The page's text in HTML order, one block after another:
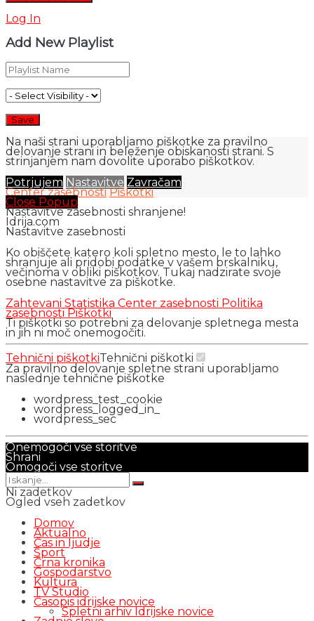
Log In
Add New Playlist
Na naši strani uporabljamo piškotke za pravilno
delovanje strani in beleženje obiskanosti strani. S
strinjanjem nam dovolite uporabo piškotkov.
Potrjujem Nastavitve Zavračam
Center zasebnosti Piškotki
Close Popup
Nastavitve zasebnosti shranjene!
Idrija.com
Nastavitve zasebnosti
Ko obiščete katero koli spletno mesto, le to lahko
shranjuje ali pridobi podatke v vašem brskalniku,
večinoma v obliki piškotkov. Tukaj nadzirate svoje
osebne nastavitve za piškotke.
Zahtevani Statistika Center zasebnosti Politika
zasebnostiPiškotki
Ti piškotki so potrebni za delovanje spletnega mesta
in jih ni moč onemogočiti.
Tehnični piškotkiTehnični piškotki
Za pravilno delovanje spletne strani uporabljamo
naslednje tehnične piškotke
wordpress_test_cookie
wordpress_logged_in_
wordpress_sec
Onemogoči vse storitve
Shrani
Omogoči vse storitve
Ni zadetkov
Ogled vseh zadetkov
Domov
Aktualno
Čas in ljudje
Šport
Črna kronika
Gospodarstvo
Kultura
TV Studio
Časopis idrijske novice
Spletni arhiv Idrijske novice